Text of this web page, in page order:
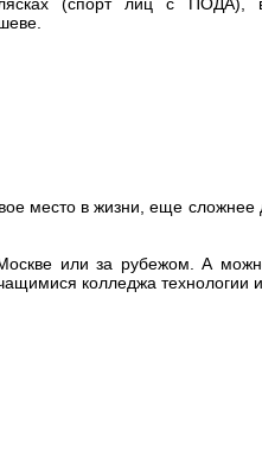
место в жизни, еще сложнее
или за рубежом. А
колледжа технологии и